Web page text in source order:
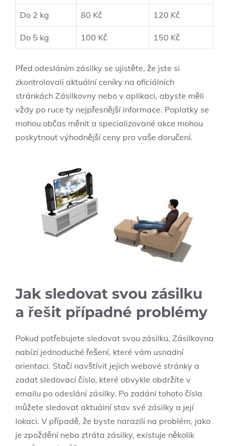
Do 2 kg 80 Kč 120 Kč
Do 5 kg 100 Kč 150 Kč
Před⁣ odesláním zásilky se ujistěte, že jste si
zkontrolovali aktuální ceníky na oficiálních‍
stránkách Zásilkovny ‍nebo v aplikaci, abyste měli
vždy po ruce‌ ty nejpřesnější informace. Poplatky se
mohou občas měnit a specializované akce mohou⁤
poskytnout výhodnější ceny pro ⁢vaše doručení.
Jak sledovat svou zásilku
a řešit případné problémy
Pokud⁤ potřebujete sledovat svou zásilku, Zásilkovna
nabízí‍ jednoduché řešení, které vám usnadní
orientaci. Stačí ‌navštívit ⁣jejich ‍webové stránky a
zadat sledovací číslo, které obvykle obdržíte v
emailu po odeslání⁤ zásilky. ⁢Po zadání tohoto čísla
můžete ⁣sledovat ‌aktuální stav své zásilky a její
lokaci. V případě, že byste narazili na problém, jako
⁢je zpoždění nebo ztráta zásilky, existuje ⁢několik